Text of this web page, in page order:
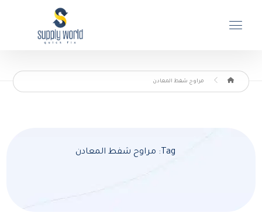
مراوح شفط المعادن
Tag: مراوح شفط المعادن